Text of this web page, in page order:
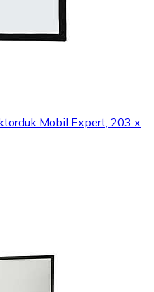
Mobil Expert, 203 x